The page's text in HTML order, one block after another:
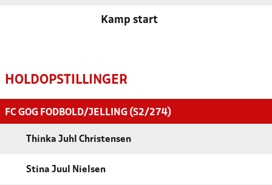
Kamp start
HOLDOPSTILLINGER
FC GOG FODBOLD/JELLING (S2/274)
Thinka Juhl Christensen
Stina Juul Nielsen